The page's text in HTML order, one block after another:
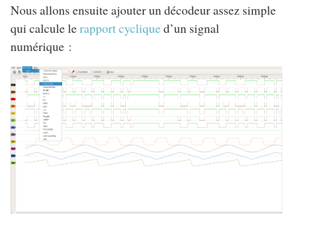
Nous allons ensuite ajouter un décodeur assez simple
qui calcule lerapport cycliqued’un signal
numérique :